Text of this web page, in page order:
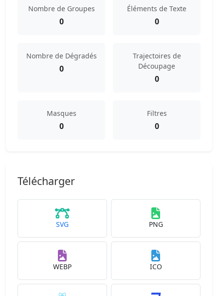
Nombre de Groupes
0
Éléments de Texte
0
Nombre de Dégradés
0
Trajectoires de
Découpage
0
Masques
0
Filtres
0
Télécharger
SVG PNG
WEBP ICO